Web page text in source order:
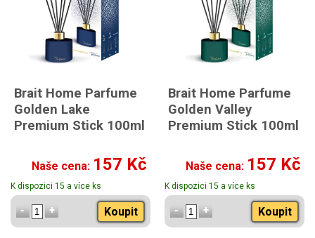
Brait Home Parfume
Golden Lake
Premium Stick 100ml
Naše cena: 157 Kč
K dispozici 15 a více ks
Koupit
Brait Home Parfume
Golden Valley
Premium Stick 100ml
Naše cena: 157 Kč
K dispozici 15 a více ks
Koupit